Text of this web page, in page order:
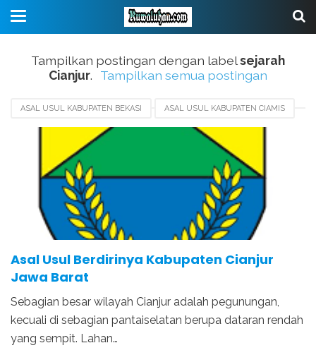
Tampilkan postingan dengan labelsejarah
Cianjur. Tampilkan semua postingan
ASAL USUL KABUPATEN BEKASI ASAL USUL KABUPATEN CIAMIS
ASAL USUL KABUPATEN CIANJUR ASAL USUL KOTA BOGOR
BERDIRINYA KABUPATEN CIANJUR HARI JADI KABUPATEN CIANJUR
SEJARAH CIANJUR
Asal Usul Berdirinya Kabupaten Cianjur
Jawa Barat
Sebagian besar wilayah Cianjur adalah pegunungan,
kecuali di sebagian pantaiselatan berupa dataran rendah
yang sempit. Lahan…